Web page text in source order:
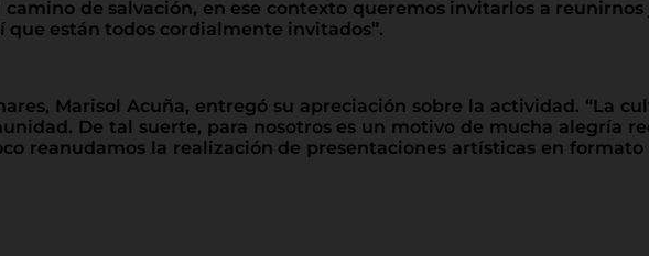
de salvación, en ese contexto queremos invitarlos a
que están todos cordialmente invitados”.
Marisol Acuña, entregó su apreciación sobre la actividad. “La
De tal suerte, para nosotros es un motivo de mucha alegría
reanudamos la realización de presentaciones artísticas en formato